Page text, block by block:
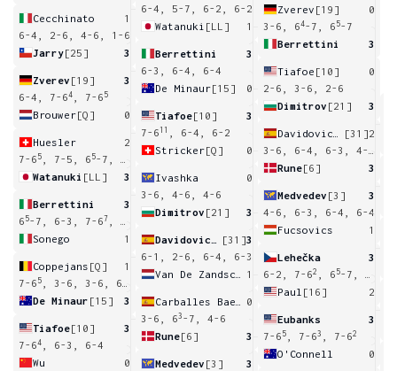
Cecchinato
1
6-4, 2-6, 4-6, 1-6
Jarry[25] 3
Zverev [19]
3
6-4, 7-64 , 7-6 5
Brouwer[Q] 0
Huesler
2
7-6 5 , 7-5, 6 5-7, 6
Watanuki [LL] 3
Berrettini
3
6 5-7, 6-3, 7-67
Sonego
1
Coppejans [Q]
1
7-6 5 , 3-6, 3-6, 6
De Minaur [15] 3
Tiafoe[10]
3
7-64
, 6-3, 6-4
Wu
0
6-4, 5-7, 6-2, 6-2
Watanuki [LL] 1
Berrettini
3
6-3, 6-4, 6-4
De Minaur[15] 0
Tiafoe[10]
3
7-6 11
, 6-4, 6-2
Stricker[Q] 0
Ivashka
0
3-6, 4-6, 4-6
Dimitrov [21] 3
[31]3
6-1, 2-6, 6-4, 6-3
1
0
3-6, 63 -7, 4-6
Rune[6] 3
Medvedev [3]
3
Zverev [19]
0
3-6, 64-7, 6 5-7
Berrettini
3
Tiafoe [10]
0
2-6, 3-6, 2-6
Dimitrov [21] 3
[31]2
Rune[6] 3
Medvedev [3]
3
4-6, 6-3, 6-4, 6-4
Fucsovics
1
Lehečka
3
6-2, 7-62 , 6 5-7, 6
Paul [16] 2
Eubanks
3
7-6 5 , 7-63 , 7-62
O'Connell 0